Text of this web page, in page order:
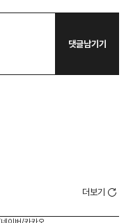
댓글남기기
더보기